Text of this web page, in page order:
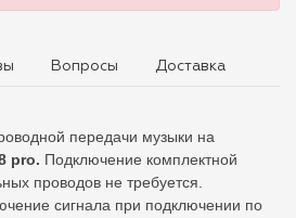
Вопросы Доставка
передачи музыки на
pro. Подключение комплектной
проводов не требуется.
сигнала при подключении по